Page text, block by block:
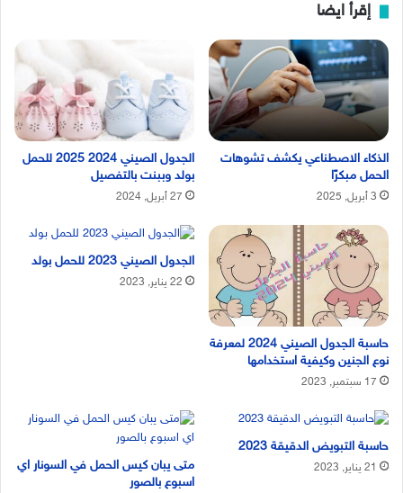
إقرأ ايضا
الذكاء الاصطناعي يكشف تشوهات
الحمل مبكرًا
3 أبريل, 2025
الجدول الصيني 2024 2025 للحمل
بولد وببنت بالتفصيل
27 أبريل, 2024
حاسبة الجدول الصيني 2024 لمعرفة
نوع الجنين وكيفية استخدامها
17 سبتمبر, 2023
الجدول الصيني 2023 للحمل بولد
22 يناير, 2023
حاسبة التبويض الدقيقة 2023
21 يناير, 2023
متى يبان كيس الحمل في السونار اي
اسبوع بالصور